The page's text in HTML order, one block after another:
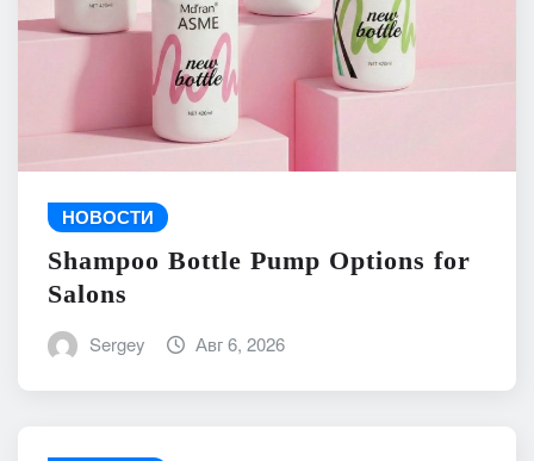
НОВОСТИ
Shampoo Bottle Pump Options for
Salons
Sergey Авг 6, 2026